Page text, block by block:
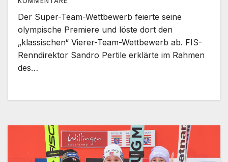
Der Super-Team-Wettbewerb feierte seine
olympische Premiere und löste dort den
„klassischen“ Vierer-Team-Wettbewerb ab. FIS-
Renndirektor Sandro Pertile erklärte im Rahmen
des…